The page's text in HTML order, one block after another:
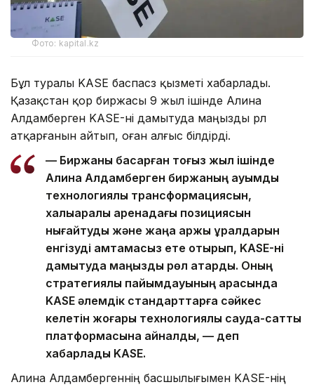
Фото: kapital.kz
Бұл туралы KASE баспасөз қызметі хабарлады.
Қазақстан қор биржасы 9 жыл ішінде Алина
Алдамберген KASE-ні дамытуда маңызды рөл
атқарғанын айтып, оған алғыс білдірді.
— Биржаны басқарған тоғыз жыл ішінде
Алина Алдамберген биржаның ауқымды
технологиялық трансформациясын,
халықаралық аренадағы позициясын
нығайтуды және жаңа қаржы құралдарын
енгізуді қамтамасыз ете отырып, KASE-ні
дамытуда маңызды рөл атқарды. Оның
стратегиялық пайымдауының арқасында
KASE әлемдік стандарттарға сәйкес
келетін жоғары технологиялық сауда-саттық
платформасына айналды, — деп
хабарлады KASE.
Алина Алдамбергеннің басшылығымен KASE-нің